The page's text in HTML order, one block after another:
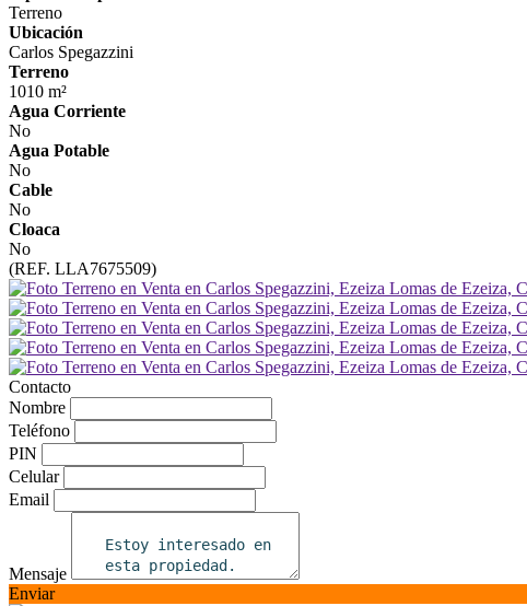
Terreno
Ubicación
Carlos Spegazzini
Terreno
1010 m²
Agua Corriente
No
Agua Potable
No
Cable
No
Cloaca
No
(REF. LLA7675509)
Contacto
Nombre
Teléfono
PIN
Celular
Email
Mensaje
Enviar